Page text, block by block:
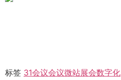
标签 31会议会议微站展会数字化